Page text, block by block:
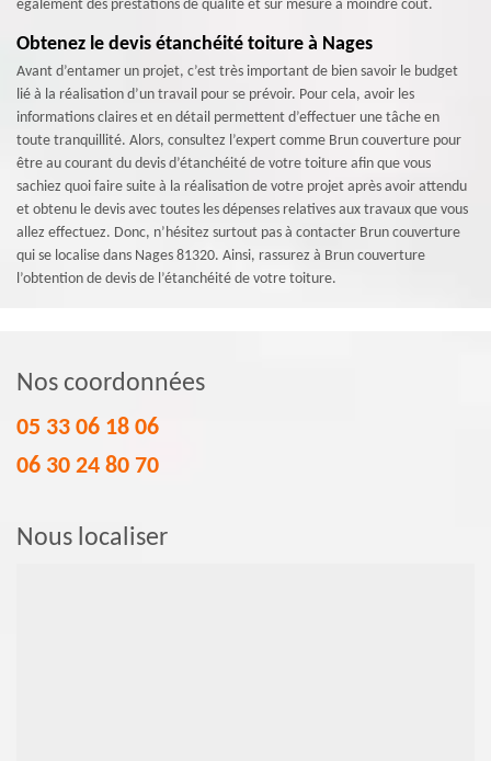
également des prestations de qualité et sur mesure à moindre coût.
Obtenez le devis étanchéité toiture à Nages
Avant d’entamer un projet, c’est très important de bien savoir le budget
lié à la réalisation d’un travail pour se prévoir. Pour cela, avoir les
informations claires et en détail permettent d’effectuer une tâche en
toute tranquillité. Alors, consultez l’expert comme Brun couverture pour
être au courant du devis d’étanchéité de votre toiture afin que vous
sachiez quoi faire suite à la réalisation de votre projet après avoir attendu
et obtenu le devis avec toutes les dépenses relatives aux travaux que vous
allez effectuez. Donc, n’hésitez surtout pas à contacter Brun couverture
qui se localise dans Nages 81320. Ainsi, rassurez à Brun couverture
l’obtention de devis de l’étanchéité de votre toiture.
Nos coordonnées
05 33 06 18 06
06 30 24 80 70
Nous localiser